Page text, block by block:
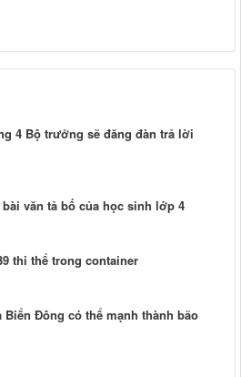
4 Bộ trưởng sẽ đăng đàn trả lời
văn tả bố của học sinh lớp 4
thi thể trong container
Đông có thể mạnh thành bão